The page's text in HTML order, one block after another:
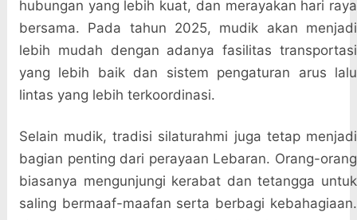
hubungan yang lebih kuat, dan merayakan hari raya
bersama. Pada tahun 2025, mudik akan menjadi
lebih mudah dengan adanya fasilitas transportasi
yang lebih baik dan sistem pengaturan arus lalu
lintas yang lebih terkoordinasi.
Selain mudik, tradisi silaturahmi juga tetap menjadi
bagian penting dari perayaan Lebaran. Orang-orang
biasanya mengunjungi kerabat dan tetangga untuk
saling bermaaf-maafan serta berbagi kebahagiaan.